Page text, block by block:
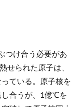
つけ合う必要があ
せられた原子は、
ている。原子核を
し合うが、1億℃を